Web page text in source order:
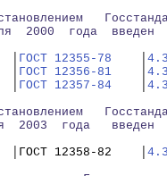
2000  года  введен
ГОСТ 12355-78
ГОСТ 12356-81
ГОСТ 12357-84
2003  года   введен
│ГОСТ 12358-82    │